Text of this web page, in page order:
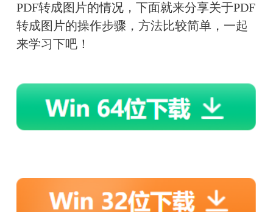
PDF转成图片的情况，下面就来分享关于PDF
转成图片的操作步骤，方法比较简单，一起
来学习下吧！